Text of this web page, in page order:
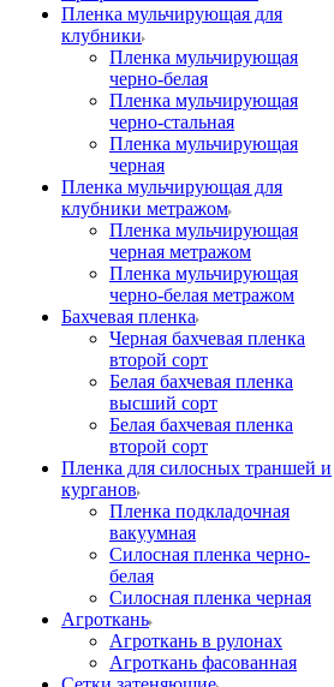
Пленка мульчирующая для
клубники
Пленка мульчирующая
черно-белая
Пленка мульчирующая
черно-стальная
Пленка мульчирующая
черная
Пленка мульчирующая для
клубники метражом
Пленка мульчирующая
черная метражом
Пленка мульчирующая
черно-белая метражом
Бахчевая пленка
Черная бахчевая пленка
второй сорт
Белая бахчевая пленка
высший сорт
Белая бахчевая пленка
второй сорт
Пленка для силосных траншей и
курганов
Пленка подкладочная
вакуумная
Силосная пленка черно-
белая
Силосная пленка черная
Агроткань
Агроткань в рулонах
Агроткань фасованная